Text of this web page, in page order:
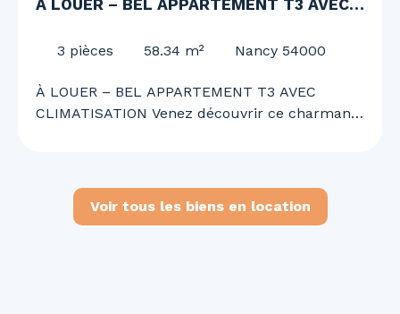
À LOUER – BEL APPARTEMENT T3 AVEC
3 pièces 58.34 m² Nancy 54000
À LOUER – BEL APPARTEMENT T3 AVEC
CLIMATISATION Venez découvrir ce charmant
séjour lumineux, de deux chambres, d’une
salle de bains, d’un WC ainsi que d’une
Voir tous les biens en location